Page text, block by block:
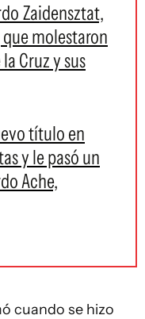
Zaidensztat,
molestaron
Cruz y sus
título en
y le pasó un
Ache,
cuando se hizo